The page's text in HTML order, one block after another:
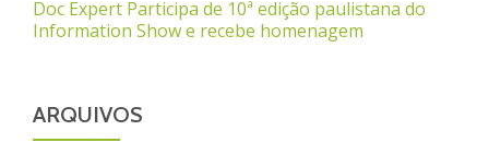
Doc Expert Participa de 10ª edição paulistana do
Information Show e recebe homenagem
ARQUIVOS